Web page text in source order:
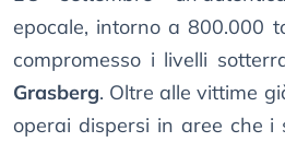
epocale, intorno a 800.000
compromesso i livelli
Grasberg. Oltre alle vittime
operai dispersi in aree che i